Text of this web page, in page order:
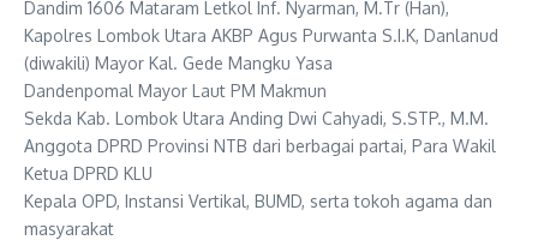
Dandim 1606 Mataram Letkol Inf. Nyarman, M.Tr (Han),
Kapolres Lombok Utara AKBP Agus Purwanta S.I.K, Danlanud
(diwakili) Mayor Kal. Gede Mangku Yasa
Dandenpomal Mayor Laut PM Makmun
Sekda Kab. Lombok Utara Anding Dwi Cahyadi, S.STP., M.M.
Anggota DPRD Provinsi NTB dari berbagai partai, Para Wakil
Ketua DPRD KLU
Kepala OPD, Instansi Vertikal, BUMD, serta tokoh agama dan
masyarakat